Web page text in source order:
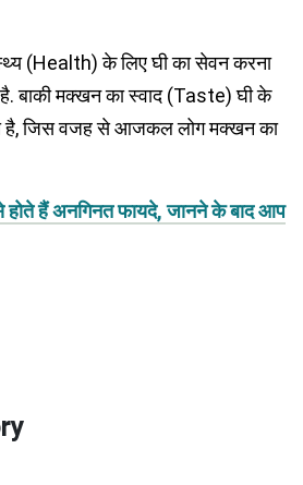
(Health) के लिए घी का सेवन करना
है. बाकी मक्खन का स्वाद (Taste) घी के
है, जिस वजह से आजकल लोग मक्खन का
होते हैं अनगिनत फायदे, जानने के बाद आप